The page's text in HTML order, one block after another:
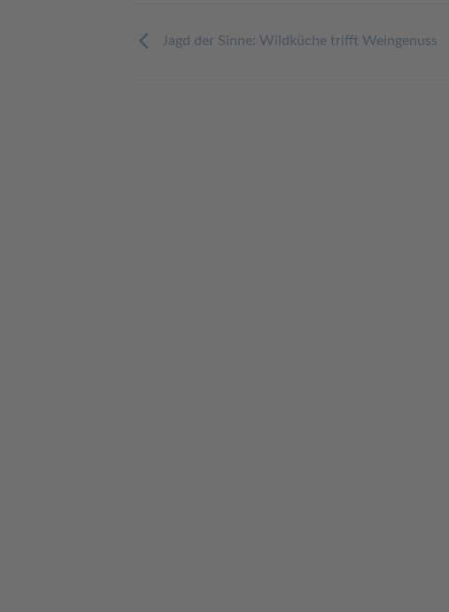
Jagd der Sinne: Wildküche trifft Weingenuss